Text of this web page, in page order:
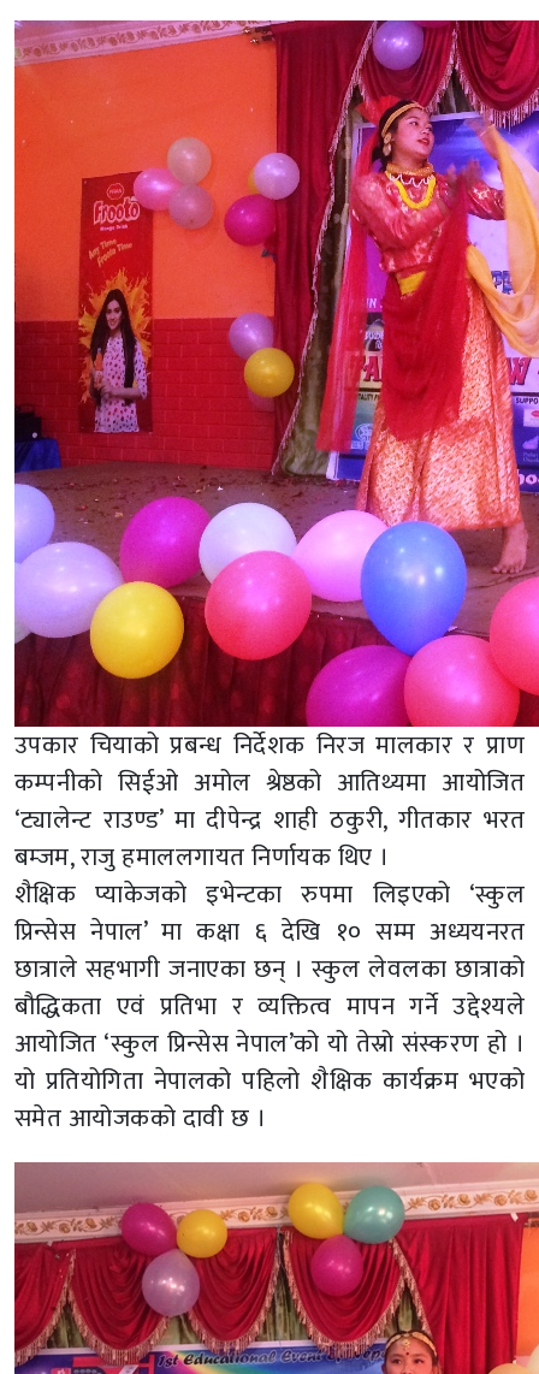
उपकार चियाको प्रबन्ध निर्देशक निरज मालकार र प्राण
कम्पनीको सिईओ अमोल श्रेष्ठको आतिथ्यमा आयोजित
‘ट्यालेन्ट राउण्ड’ मा दीपेन्द्र शाही ठकुरी, गीतकार भरत
बम्जम, राजु हमाललगायत निर्णायक थिए ।
शैक्षिक प्याकेजको इभेन्टका रुपमा लिइएको ‘स्कुल
प्रिन्सेस नेपाल’ मा कक्षा ६ देखि १० सम्म अध्ययनरत
छात्राले सहभागी जनाएका छन् । स्कुल लेवलका छात्राको
बौद्धिकता एवं प्रतिभा र व्यक्तित्व मापन गर्ने उद्देश्यले
आयोजित ‘स्कुल प्रिन्सेस नेपाल’को यो तेस्रो संस्करण हो ।
यो प्रतियोगिता नेपालको पहिलो शैक्षिक कार्यक्रम भएको
समेत आयोजकको दावी छ ।